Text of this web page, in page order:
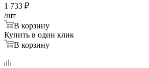
1 733 ₽
/шт
В корзину
Купить в один клик
В корзину